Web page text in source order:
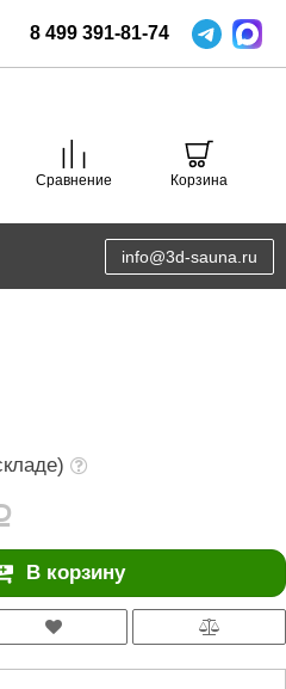
8 499 391-81-74
Сравнение Корзина
info@3d-sauna.ru
В корзину